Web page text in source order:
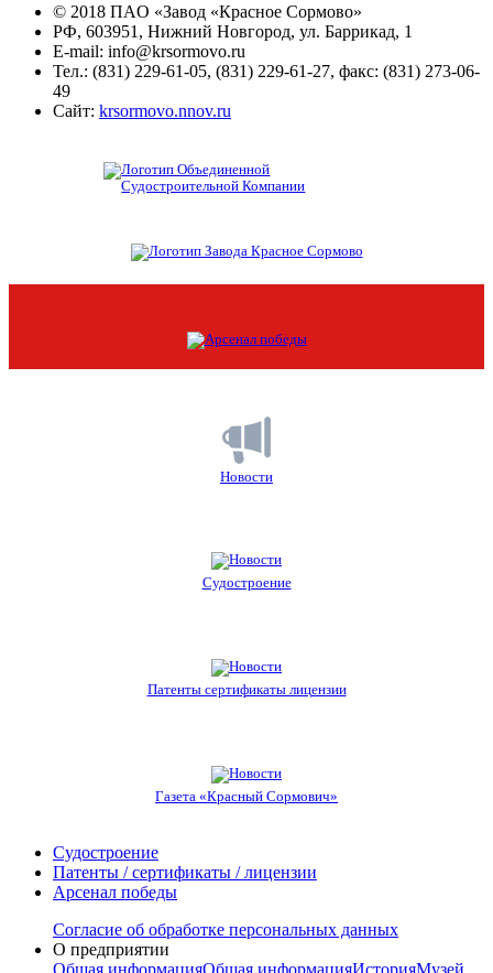
© 2018 ПAО «Завод «Красное Сормово»
РФ, 603951, Нижний Новгород, ул. Баррикад, 1
E-mail: info@krsormovo.ru
Тел.: (831) 229-61-05, (831) 229-61-27, факс: (831) 273-06-
49
Сайт: krsormovo.nnov.ru
Новости
Судостроение
Патенты сертификаты лицензии
Газета «Красный Сормович»
Судостроение
Патенты / сертификаты / лицензии
Арсенал победы
Согласие об обработке персональных данных
О предприятии
Общая информацияОбщая информацияИсторияМузей